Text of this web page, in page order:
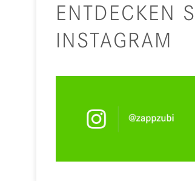
ENTDECKEN
INSTAGRAM